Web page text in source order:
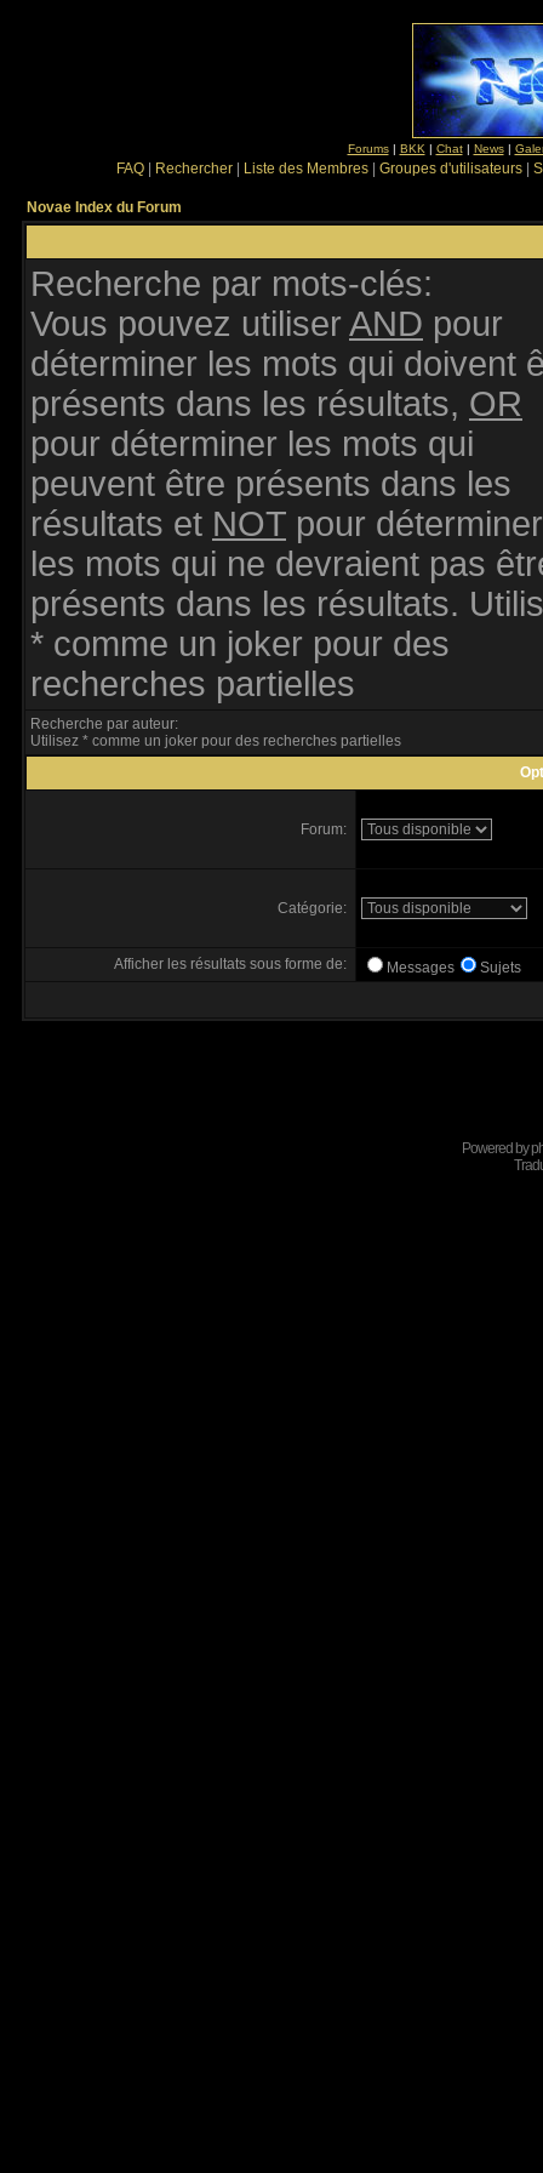
Forums| BKK | Chat| News|
FAQ Rechercher Liste des Membres Groupes d'utilisateurs
Novae Index du Forum
Recherche par mots-clés:
Vous pouvez utiliser AND pour
déterminer les mots qui doivent
présents dans les résultats, OR
pour déterminer les mots qui
peuvent être présents dans les
résultats et NOT pour déterminer
les mots qui ne devraient pas
présents dans les résultats.
* comme un joker pour des
recherches partielles
Recherche par auteur:
Utilisez * comme un joker pour des recherches partielles
Forum:
Catégorie:
Afficher les résultats sous forme de: Messages Sujets
Powered by